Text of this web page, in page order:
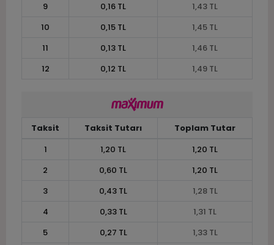
9
0,16 TL
1,43 TL
10
0,15 TL
1,45 TL
11
0,13 TL
1,46 TL
12
0,12 TL 1,49 TL
Taksit Taksit Tutarı
Toplam Tutar
1
1,20 TL
1,20 TL
2
0,60 TL
1,20 TL
3
0,43 TL
1,28 TL
4
0,33 TL
1,31 TL
5
0,27 TL 1,33 TL